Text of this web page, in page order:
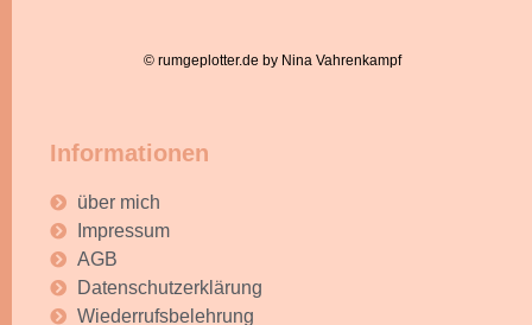
© rumgeplotter.de by Nina Vahrenkampf
Informationen
über mich
Impressum
AGB
Datenschutzerklärung
Wiederrufsbelehrung